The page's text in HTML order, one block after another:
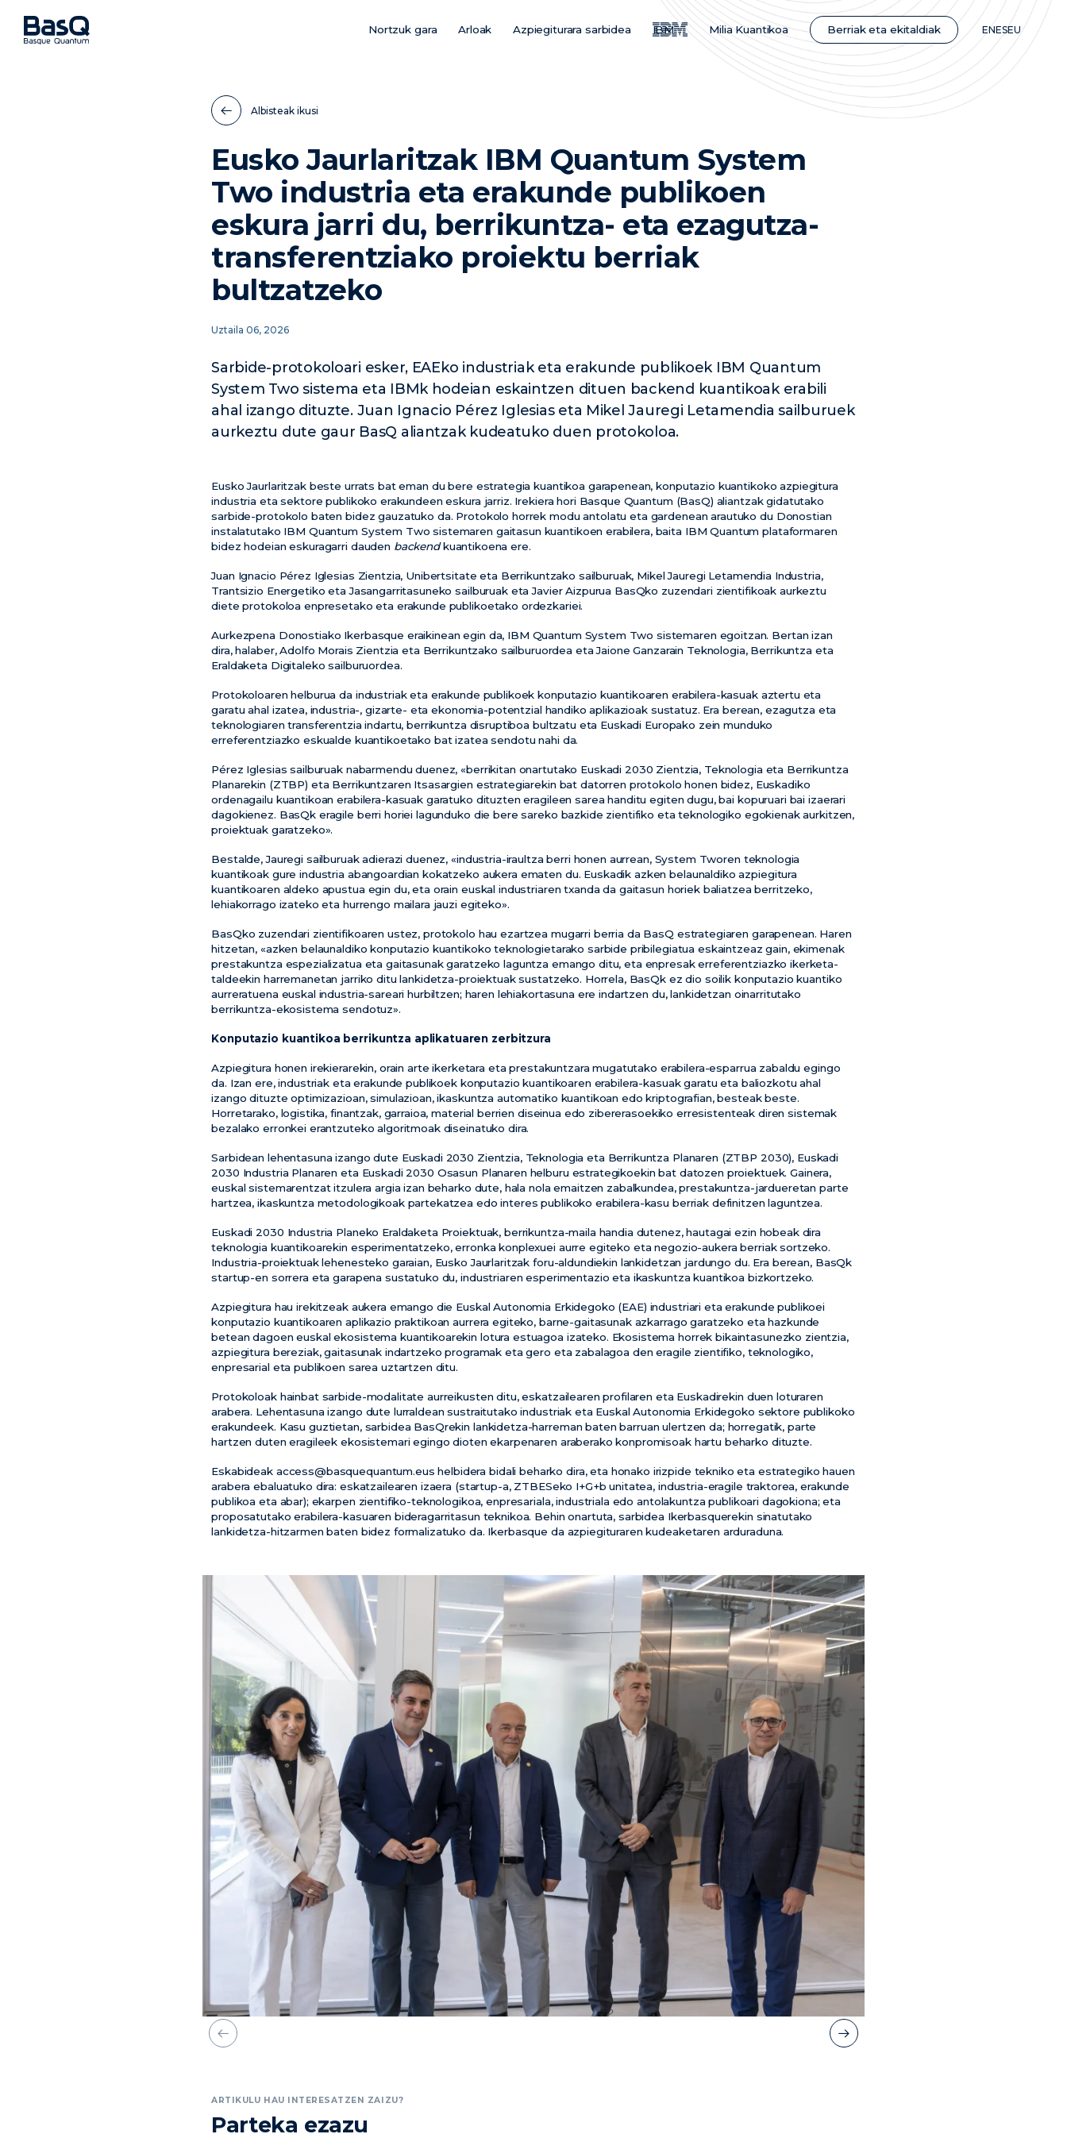
MainNortzuk gara Arloak Azpiegiturara sarbidea IBM Milia Kuantikoa Berriak eta ekitaldiak ENESEU
Albisteak ikusi
Eusko Jaurlaritzak IBM Quantum System
Two industria eta erakunde publikoen
eskura jarri du, berrikuntza- eta ezagutza-
transferentziako proiektu berriak
bultzatzeko
Uztaila 06, 2026
Sarbide-protokoloari esker, EAEko industriak eta erakunde publikoek IBM Quantum
System Two sistema eta IBMk hodeian eskaintzen dituen backend kuantikoak erabili
ahal izango dituzte. Juan Ignacio Pérez Iglesias eta Mikel Jauregi Letamendia sailburuek
aurkeztu dute gaur BasQ aliantzak kudeatuko duen protokoloa.
Eusko Jaurlaritzak beste urrats bat eman du bere estrategia kuantikoa garapenean, konputazio kuantikoko azpiegitura
industria eta sektore publikoko erakundeen eskura jarriz. Irekiera hori Basque Quantum (BasQ) aliantzak gidatutako
sarbide-protokolo baten bidez gauzatuko da. Protokolo horrek modu antolatu eta gardenean arautuko du Donostian
instalatutako IBM Quantum System Two sistemaren gaitasun kuantikoen erabilera, baita IBM Quantum plataformaren
bidez hodeian eskuragarri dauden backendkuantikoena ere.
Juan Ignacio Pérez Iglesias Zientzia, Unibertsitate eta Berrikuntzako sailburuak, Mikel Jauregi Letamendia Industria,
Trantsizio Energetiko eta Jasangarritasuneko sailburuak eta Javier Aizpurua BasQko zuzendari zientifikoak aurkeztu
diete protokoloa enpresetako eta erakunde publikoetako ordezkariei.
Aurkezpena Donostiako Ikerbasque eraikinean egin da, IBM Quantum System Two sistemaren egoitzan. Bertan izan
dira, halaber, Adolfo Morais Zientzia eta Berrikuntzako sailburuordea eta Jaione Ganzarain Teknologia, Berrikuntza eta
Eraldaketa Digitaleko sailburuordea.
Protokoloaren helburua da industriak eta erakunde publikoek konputazio kuantikoaren erabilera-kasuak aztertu eta
garatu ahal izatea, industria-, gizarte- eta ekonomia-potentzial handiko aplikazioak sustatuz. Era berean, ezagutza eta
teknologiaren transferentzia indartu, berrikuntza disruptiboa bultzatu eta Euskadi Europako zein munduko
erreferentziazko eskualde kuantikoetako bat izatea sendotu nahi da.
Pérez Iglesias sailburuak nabarmendu duenez, «berrikitan onartutako Euskadi 2030 Zientzia, Teknologia eta Berrikuntza
Planarekin (ZTBP) eta Berrikuntzaren Itsasargien estrategiarekin bat datorren protokolo honen bidez, Euskadiko
ordenagailu kuantikoan erabilera-kasuak garatuko dituzten eragileen sarea handitu egiten dugu, bai kopuruari bai izaerari
dagokienez. BasQk eragile berri horiei lagunduko die bere sareko bazkide zientifiko eta teknologiko egokienak aurkitzen,
proiektuak garatzeko».
Bestalde, Jauregi sailburuak adierazi duenez, «industria-iraultza berri honen aurrean, System Tworen teknologia
kuantikoak gure industria abangoardian kokatzeko aukera ematen du. Euskadik azken belaunaldiko azpiegitura
kuantikoaren aldeko apustua egin du, eta orain euskal industriaren txanda da gaitasun horiek baliatzea berritzeko,
lehiakorrago izateko eta hurrengo mailara jauzi egiteko».
BasQko zuzendari zientifikoaren ustez, protokolo hau ezartzea mugarri berria da BasQ estrategiaren garapenean. Haren
hitzetan, «azken belaunaldiko konputazio kuantikoko teknologietarako sarbide pribilegiatua eskaintzeaz gain, ekimenak
prestakuntza espezializatua eta gaitasunak garatzeko laguntza emango ditu, eta enpresak erreferentziazko ikerketa-
taldeekin harremanetan jarriko ditu lankidetza-proiektuak sustatzeko. Horrela, BasQk ez dio soilik konputazio kuantiko
aurreratuena euskal industria-sareari hurbiltzen; haren lehiakortasuna ere indartzen du, lankidetzan oinarritutako
berrikuntza-ekosistema sendotuz».
Konputazio kuantikoa berrikuntza aplikatuaren zerbitzura
Azpiegitura honen irekierarekin, orain arte ikerketara eta prestakuntzara mugatutako erabilera-esparrua zabaldu egingo
da. Izan ere, industriak eta erakunde publikoek konputazio kuantikoaren erabilera-kasuak garatu eta baliozkotu ahal
izango dituzte optimizazioan, simulazioan, ikaskuntza automatiko kuantikoan edo kriptografian, besteak beste.
Horretarako, logistika, finantzak, garraioa, material berrien diseinua edo zibererasoekiko erresistenteak diren sistemak
bezalako erronkei erantzuteko algoritmoak diseinatuko dira.
Sarbidean lehentasuna izango dute Euskadi 2030 Zientzia, Teknologia eta Berrikuntza Planaren (ZTBP 2030), Euskadi
2030 Industria Planaren eta Euskadi 2030 Osasun Planaren helburu estrategikoekin bat datozen proiektuek. Gainera,
euskal sistemarentzat itzulera argia izan beharko dute, hala nola emaitzen zabalkundea, prestakuntza-jardueretan parte
hartzea, ikaskuntza metodologikoak partekatzea edo interes publikoko erabilera-kasu berriak definitzen laguntzea.
Euskadi 2030 Industria Planeko Eraldaketa Proiektuak, berrikuntza-maila handia dutenez, hautagai ezin hobeak dira
teknologia kuantikoarekin esperimentatzeko, erronka konplexuei aurre egiteko eta negozio-aukera berriak sortzeko.
Industria-proiektuak lehenesteko garaian, Eusko Jaurlaritzak foru-aldundiekin lankidetzan jardungo du. Era berean, BasQk
startup-en sorrera eta garapena sustatuko du, industriaren esperimentazio eta ikaskuntza kuantikoa bizkortzeko.
Azpiegitura hau irekitzeak aukera emango die Euskal Autonomia Erkidegoko (EAE) industriari eta erakunde publikoei
konputazio kuantikoaren aplikazio praktikoan aurrera egiteko, barne-gaitasunak azkarrago garatzeko eta hazkunde
betean dagoen euskal ekosistema kuantikoarekin lotura estuagoa izateko. Ekosistema horrek bikaintasunezko zientzia,
azpiegitura bereziak, gaitasunak indartzeko programak eta gero eta zabalagoa den eragile zientifiko, teknologiko,
enpresarial eta publikoen sarea uztartzen ditu.
Protokoloak hainbat sarbide-modalitate aurreikusten ditu, eskatzailearen profilaren eta Euskadirekin duen loturaren
arabera. Lehentasuna izango dute lurraldean sustraitutako industriak eta Euskal Autonomia Erkidegoko sektore publikoko
erakundeek. Kasu guztietan, sarbidea BasQrekin lankidetza-harreman baten barruan ulertzen da; horregatik, parte
hartzen duten eragileek ekosistemari egingo dioten ekarpenaren araberako konpromisoak hartu beharko dituzte.
Eskabideak access@basquequantum.eus helbidera bidali beharko dira, eta honako irizpide tekniko eta estrategiko hauen
arabera ebaluatuko dira: eskatzailearen izaera (startup-a, ZTBESeko I+G+b unitatea, industria-eragile traktorea, erakunde
publikoa eta abar); ekarpen zientifiko-teknologikoa, enpresariala, industriala edo antolakuntza publikoari dagokiona; eta
proposatutako erabilera-kasuaren bideragarritasun teknikoa. Behin onartuta, sarbidea Ikerbasquerekin sinatutako
lankidetza-hitzarmen baten bidez formalizatuko da. Ikerbasque da azpiegituraren kudeaketaren arduraduna.
ARTIKULU HAU INTERESATZEN ZAIZU?
Parteka ezazu